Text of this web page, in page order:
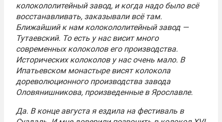
колокололитейный завод, и когда надо было всё
восстанавливать, заказывали всё там.
Ближайший к нам колокололитейный завод —
Тутаевский. То есть у нас висит много
современных колоколов его производства.
Исторических колоколов у нас очень мало. В
Ипатьевском монастыре висят колокола
дореволюционного производства завода
Оловянишникова, произведенные в Ярославле.
Да. В конце августа я ездила на фестиваль в